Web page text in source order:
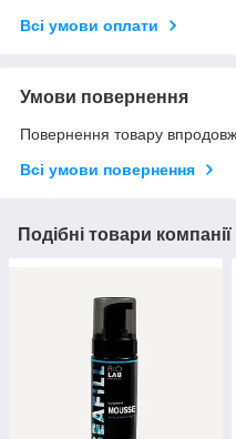
Всі умови оплати
Умови повернення
Повернення товару
Всі умови повернення
Подібні товари компанії